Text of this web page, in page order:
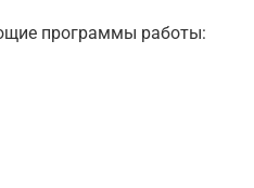
программы работы: